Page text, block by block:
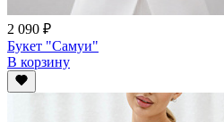
2 090 ₽
Букет "Самуи"
В корзину